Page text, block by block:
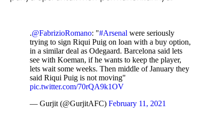
.@FabrizioRomano: "#Arsenal were seriously
trying to sign Riqui Puig on loan with a buy option,
in a similar deal as Odegaard. Barcelona said lets
see with Koeman, if he wants to keep the player,
lets wait some weeks. Then middle of January they
said Riqui Puig is not moving"
pic.twitter.com/70rQA9k1OV
— Gurjit (@GurjitAFC) February 11, 2021